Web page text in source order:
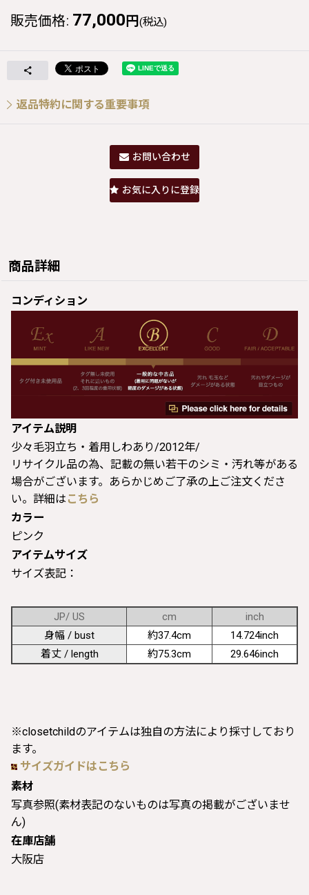
販売価格: 77,000 円 (税込)
返品特約に関する重要事項
お問い合わせ
お気に入りに登録
商品詳細
コンディション
アイテム説明
少々毛羽立ち・着用しわあり/2012年/
リサイクル品の為、記載の無い若干のシミ・汚れ等がある
場合がございます。あらかじめご了承の上ご注文くださ
い。詳細は こちら
カラー
ピンク
アイテムサイズ
サイズ表記：
JP/ US cm
inch
身幅 / bust
約37.4cm
14.724inch
着丈 / length
約75.3cm 29.646inch
※closetchildのアイテムは独自の方法により採寸しており
ます。
サイズガイドはこちら
素材
写真参照(素材表記のないものは写真の掲載がございませ
ん)
在庫店舗
大阪店